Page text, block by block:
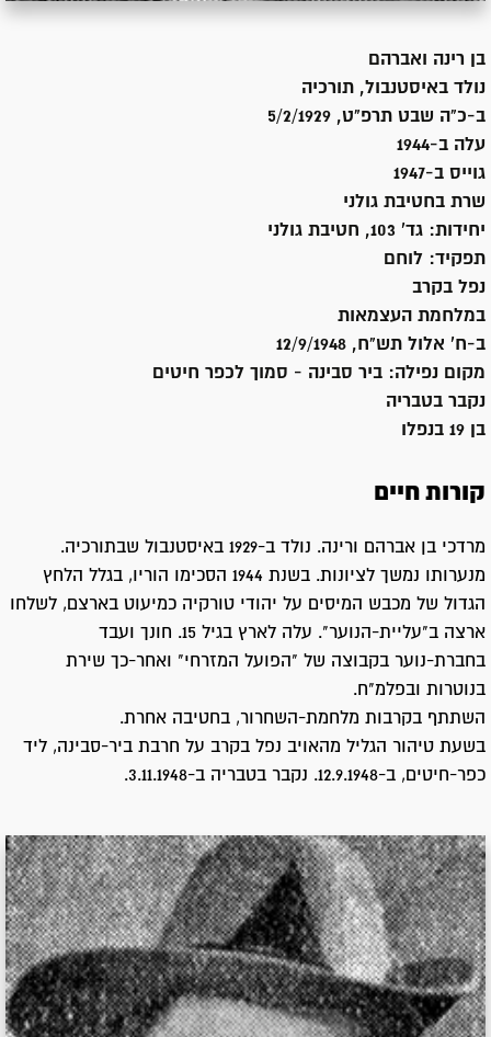
בן רינה ואברהם
נולד באיסטנבול, תורכיה
ב-כ"ה שבט תרפ"ט, 5/2/1929
עלה ב-1944
גוייס ב-1947
שרת בחטיבת גולני
יחידות: גד' 103, חטיבת גולני
תפקיד: לוחם
נפל בקרב
במלחמת העצמאות
ב-ח' אלול תש"ח, 12/9/1948
מקום נפילה: ביר סבינה - סמוך לכפר חיטים
נקבר בטבריה
בן 19 בנפלו
קורות חיים
מרדכי בן אברהם ורינה. נולד ב-1929 באיסטנבול שבתורכיה.
מנערותו נמשך לציונות. בשנת 1944 הסכימו הוריו, בגלל הלחץ
הגדול של מכבש המיסים על יהודי טורקיה כמיעוט בארצם, לשלחו
ארצה ב"עליית-הנוער". עלה לארץ בגיל 15. חונך ועבד
בחברת-נוער בקבוצה של "הפועל המזרחי" ואחר-כך שירת
בנוטרות ובפלמ"ח.
השתתף בקרבות מלחמת-השחרור, בחטיבה אחרת.
בשעת טיהור הגליל מהאויב נפל בקרב על חרבת ביר-סבינה, ליד
כפר-חיטים, ב-12.9.1948. נקבר בטבריה ב-3.11.1948.